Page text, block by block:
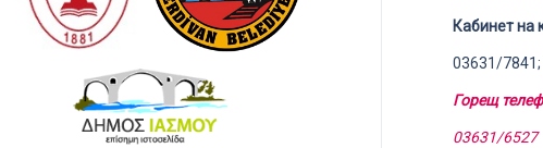
Кабинет на
03631/
Горещ
03631/6527